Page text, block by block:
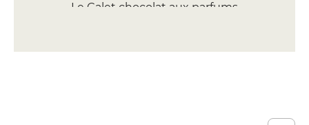
Le Galet chocolat aux parfums
ENTRÉE